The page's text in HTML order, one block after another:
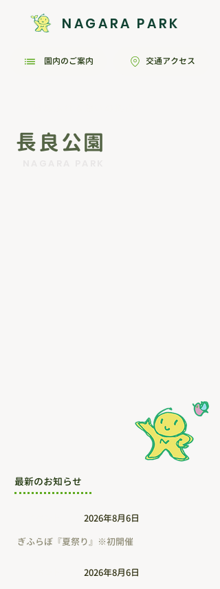
NAGARA PARK
園内のご案内 交通アクセス
長良公園
​最新のお知らせ
2026年8月6日
ぎふらぼ『夏祭り』※初開催
2026年8月6日